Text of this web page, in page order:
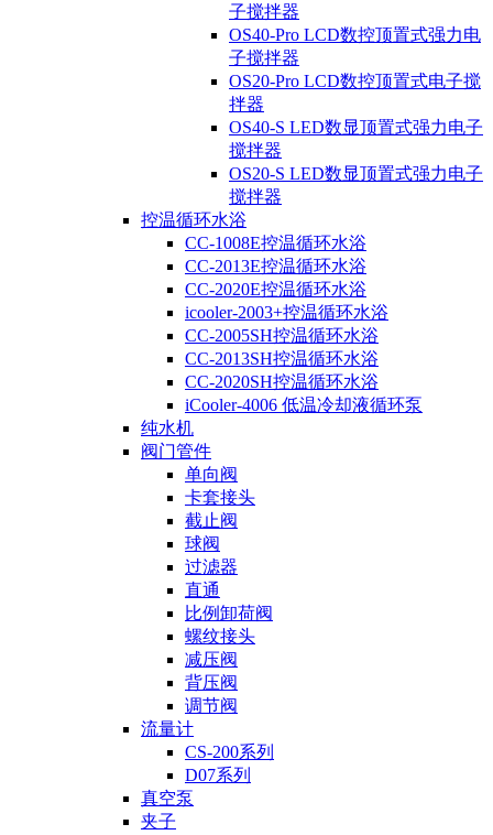
子搅拌器
OS40-Pro LCD数控顶置式强力电
子搅拌器
OS20-Pro LCD数控顶置式电子搅
拌器
OS40-S LED数显顶置式强力电子
搅拌器
OS20-S LED数显顶置式强力电子
搅拌器
控温循环水浴
CC-1008E控温循环水浴
CC-2013E控温循环水浴
CC-2020E控温循环水浴
icooler-2003+控温循环水浴
CC-2005SH控温循环水浴
CC-2013SH控温循环水浴
CC-2020SH控温循环水浴
iCooler-4006 低温冷却液循环泵
纯水机
阀门管件
单向阀
卡套接头
截止阀
球阀
过滤器
直通
比例卸荷阀
螺纹接头
减压阀
背压阀
调节阀
流量计
CS-200系列
D07系列
真空泵
夹子